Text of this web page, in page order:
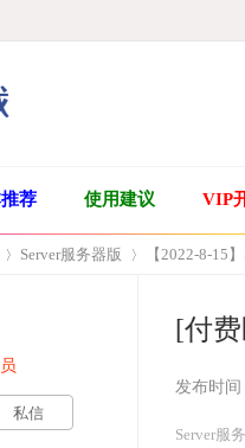
荐 使用建议 VIP
Server服务器版 【2022-8-15
[付费
发布时间
Server服
私信